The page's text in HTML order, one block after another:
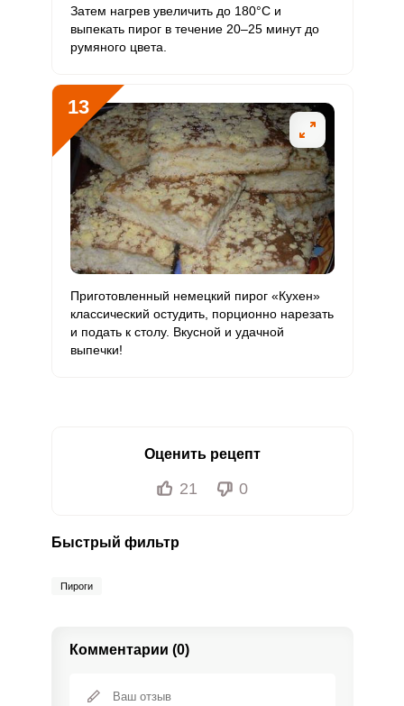
Затем нагрев увеличить до 180°С и
выпекать пирог в течение 20–25 минут до
румяного цвета.
13
Приготовленный немецкий пирог «Кухен»
классический остудить, порционно нарезать
и подать к столу. Вкусной и удачной
выпечки!
Оценить рецепт
21 0
Быстрый фильтр
Пироги
Комментарии (0)